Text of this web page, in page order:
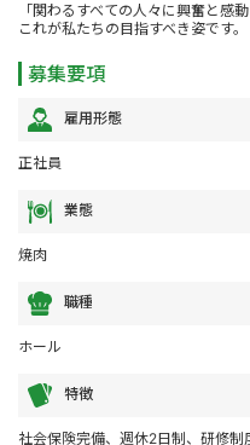
「関わるすべての人々に興奮と感
これが私たちの目指すべき姿です。
募集要項
雇用形態
正社員
業態
焼肉
職種
ホール
特徴
社会保険完備、週休2日制、研修